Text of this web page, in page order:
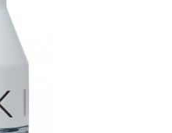
AÑADIR
A LA
LISTA
DESEOS